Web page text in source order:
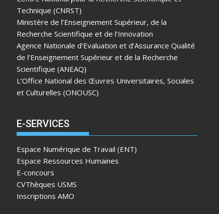
Technique (CNRST)
Ministère de l’Enseignement Supérieur, de la
Recherche Scientifique et de l’Innovation
Agence Nationale d’Evaluation et d’Assurance Qualité
de l’Enseignement Supérieur et de la Recherche
Scientifique (ANEAQ)
L’Office National des Œuvres Universitaires, Sociales
et Culturelles (ONOUSC)
E-SERVICES
Espace Numérique de Travail (ENT)
Espace Ressources Humaines
E-concours
CVThèques USMS
Inscriptions AMO